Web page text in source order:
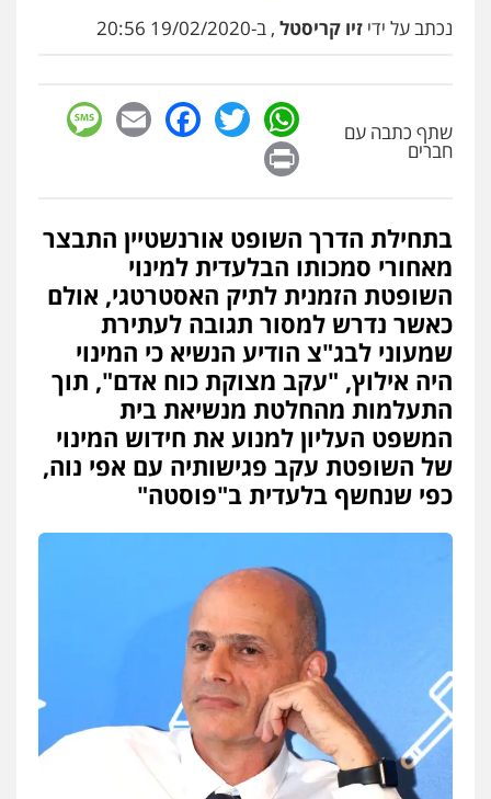
נכתב על ידי זיו קריסטל , ב-19/02/2020 20:56
שתף כתבה עם
חברים
WhatsApp
Twitter
Facebook
Email
בתחילת הדרך השופט אורנשטיין התבצר
מאחורי סמכותו הבלעדית למינוי
השופטת הזמנית לתיק האסטרטגי, אולם
כאשר נדרש למסור תגובה לעתירת
שמעוני לבג"צ הודיע הנשיא כי המינוי
היה אילוץ, "עקב מצוקת כוח אדם", תוך
התעלמות מהחלטת מנשיאת בית
המשפט העליון למנוע את חידוש המינוי
של השופטת עקב פגישותיה עם אפי נוה,
כפי שנחשף בלעדית ב"פוסטה"